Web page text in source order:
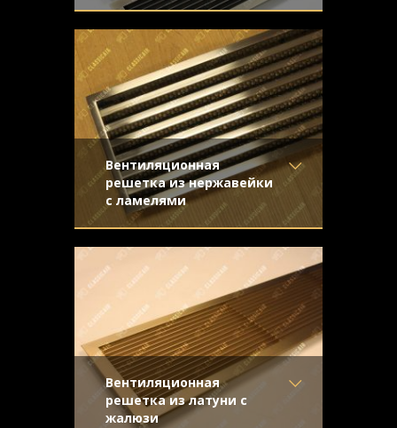
Материал- Латунь
Отделка- Старение с
направленной риской
Узор
-
Конструкция- Жалюзи
длинные подоконники. Простые формы
жалюзийной конструкции подчеркивают
благородство натурального металла.
Вентиляционная
решетка из нержавейки
с ламелями
Материал- Нержавеющая
сталь
Отделка
- Шлифованная
нержавейка
Конструкция- Жалюзи
вентиляции, выполненная из
нержавеющей стали. Решётка имеет
Вентиляционная
решетка из латуни с
жалюзи